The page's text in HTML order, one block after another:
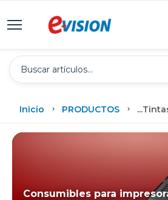
Inicio PRODUCTOS ...
Consumibles para